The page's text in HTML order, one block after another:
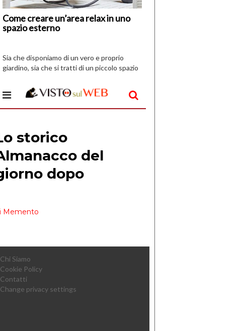
Come creare un’area relax in uno
spazio esterno
Sia che disponiamo di un vero e proprio
giardino, sia che si tratti di un piccolo spazio
Chi Siamo
Cookie Policy
Contatti
Change privacy settings